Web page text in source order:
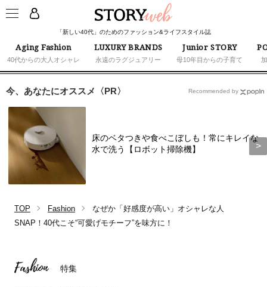
「新しい40代」のためのファッション&ライフスタイル誌
Aging Fashion
40代からの大人オシャレ
LUXURY BRANDS
永遠のラグジュアリー
Junior STORY
母10年目からの子育て
今、あなたにオススメ〈PR〉
床のベタつきや食べこぼしも！常にキレイな
水で洗う【ロボット掃除機】
Recommended by
TOP Fashion
なぜか「好感度が高い」オシャレな人
SNAP！40代こそ“可愛げモチーフ”を味方に！
Fashion 特集